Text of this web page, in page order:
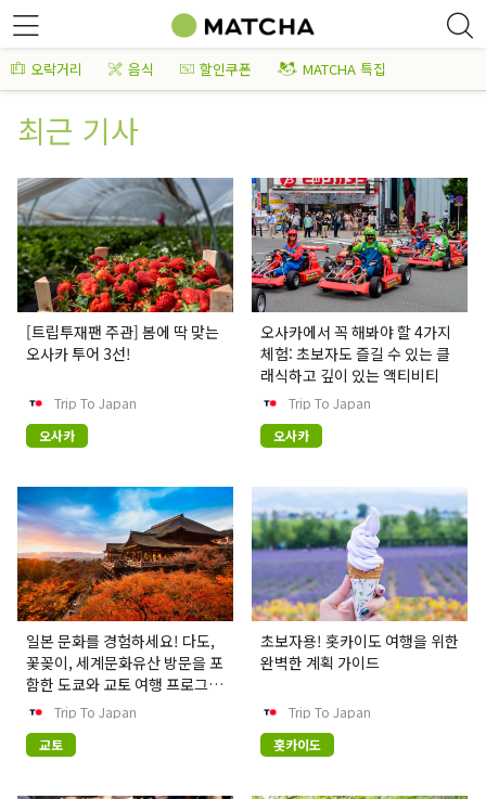
오락거리 음식 할인쿠폰 MATCHA 특집
최근 기사
[트립투재팬 주관] 봄에 딱 맞는
오사카 투어 3선!
Trip To Japan
오사카
오사카에서 꼭 해봐야 할 4가지
체험: 초보자도 즐길 수 있는 클
래식하고 깊이 있는 액티비티
Trip To Japan
오사카
일본 문화를 경험하세요! 다도,
꽃꽂이, 세계문화유산 방문을 포
함한 도쿄와 교토 여행 프로그램
을 소개합니다.
Trip To Japan
교토
초보자용! 홋카이도 여행을 위한
완벽한 계획 가이드
Trip To Japan
홋카이도